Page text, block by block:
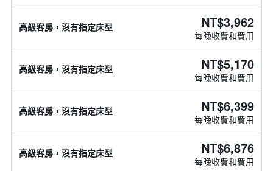
高級客房，沒有指定床型 NT$3,962
每晚收費和費用
高級客房，沒有指定床型 NT$5,170
每晚收費和費用
高級客房，沒有指定床型 NT$6,399
每晚收費和費用
高級客房，沒有指定床型 NT$6,876
每晚收費和費用